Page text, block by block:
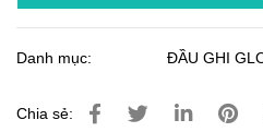
Danh mục: ĐẦU GHI
Chia sẻ: